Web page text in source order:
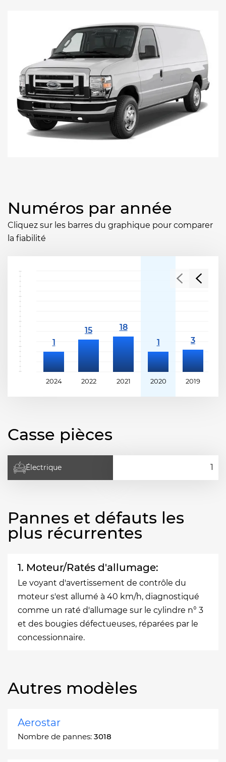
Numéros par année
Cliquez sur les barres du graphique pour comparer
la fiabilité
2024 2022 2021 2020 2019
Casse pièces
Électrique
Pannes et défauts les
plus récurrentes
1. Moteur/Ratés d'allumage:
Le voyant d'avertissement de contrôle du
moteur s'est allumé à 40 km/h, diagnostiqué
comme un raté d'allumage sur le cylindre n° 3
et des bougies défectueuses, réparées par le
concessionnaire.
Autres modèles
Aerostar
Nombre de pannes: 3018